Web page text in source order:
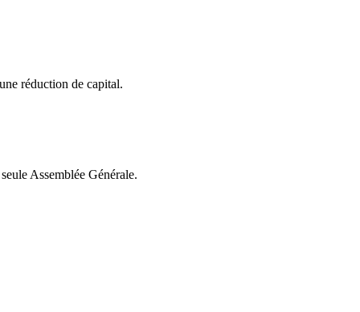
réduction de capital.
Assemblée Générale.